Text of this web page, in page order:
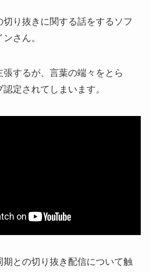
切り抜きに関する話をするソフ
さん。
張するが、言葉の端々をとら
認定されてしまいます。
期との切り抜き配信について触